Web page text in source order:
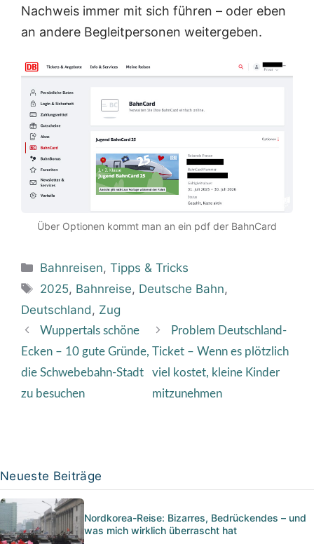
Nachweis immer mit sich führen – oder eben
an andere Begleitpersonen weitergeben.
Über Optionen kommt man an ein pdf der BahnCard
Kategorien
Bahnreisen,Tipps & Tricks
Schlagwörter
2025, Bahnreise, Deutsche Bahn,
Deutschland , Zug
Wuppertals schöne
Ecken – 10 gute Gründe,
die Schwebebahn-Stadt
zu besuchen
Problem Deutschland-
Ticket – Wenn es plötzlich
viel kostet, kleine Kinder
mitzunehmen
Neueste Beiträge
Nordkorea-Reise: Bizarres, Bedrückendes – und
was mich wirklich überrascht hat